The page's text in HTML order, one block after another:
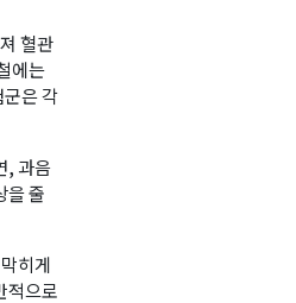
혈관
에는
은 각
, 과음
을 줄
히게
적으로